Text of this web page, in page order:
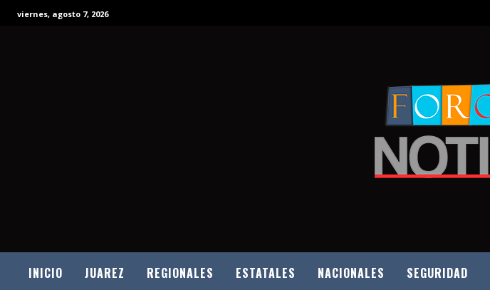
viernes, agosto 7, 2026
INICIO JUAREZ REGIONALES ESTATALES NACIONALES SEGURIDAD